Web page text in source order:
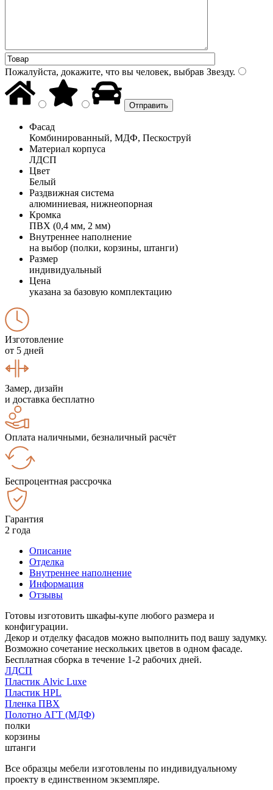
Пожалуйста, докажите, что вы человек, выбрав Звезду.
Фасад
Комбинированный, МДФ, Пескоструй
Материал корпуса
ЛДСП
Цвет
Белый
Раздвижная система
алюминиевая, нижнеопорная
Кромка
ПВХ (0,4 мм, 2 мм)
Внутреннее наполнение
на выбор (полки, корзины, штанги)
Размер
индивидуальный
Цена
указана за базовую комплектацию
Изготовление
от 5 дней
Замер, дизайн
и доставка бесплатно
Оплата наличными, безналичный расчёт
Беспроцентная рассрочка
Гарантия
2 года
Описание
Отделка
Внутреннее наполнение
Информация
Отзывы
Готовы изготовить шкафы-купе любого размера и
конфигурации.
Декор и отделку фасадов можно выполнить под вашу задумку.
Возможно сочетание нескольких цветов в одном фасаде.
Бесплатная сборка в течение 1-2 рабочих дней.
ЛДСП
Пластик Alvic Luxe
Пластик HPL
Пленка ПВХ
Полотно АГТ (МДФ)
полки
корзины
штанги
Все образцы мебели изготовлены по индивидуальному
проекту в единственном экземпляре.